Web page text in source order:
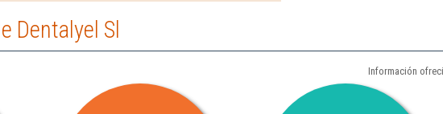
Dentalyel Sl
Información